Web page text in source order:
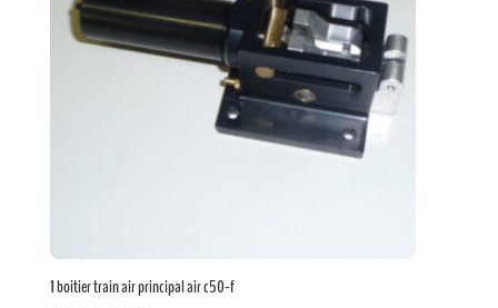
1 boitier train air principal air c50-f